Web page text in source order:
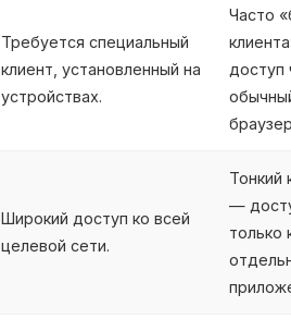
Требуется специальный
клиент, установленный на
устройствах.
Часто
доступ
Широкий доступ ко всей
целевой сети.
Тонкий
—
только